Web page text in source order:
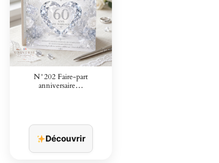
N°202 Faire-part
anniversaire…
Découvrir